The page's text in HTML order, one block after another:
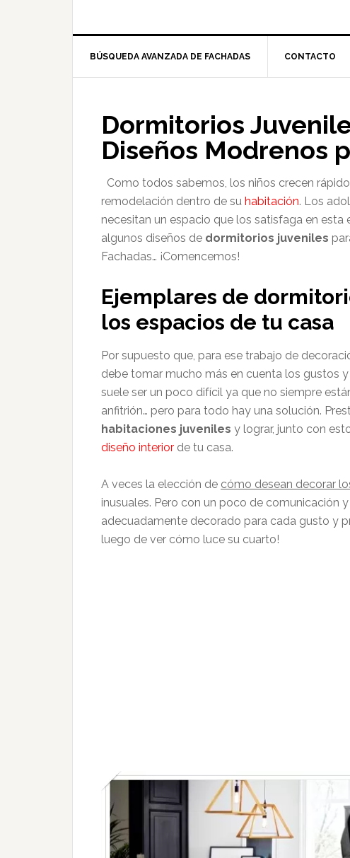
BÚSQUEDA AVANZADA DE FACHADAS CONTACTO
Dormitorios
Diseños Modrenos
Como todos sabemos, los niños crecen
remodelación dentro de su habitación. Los
necesitan un espacio que los satisfaga en
algunos diseños de dormitorios juveniles
Fachadas… ¡Comencemos!
Ejemplares de
los espacios de tu casa
Por supuesto que, para ese trabajo de
debe tomar mucho más en cuenta los gustos
suele ser un poco difícil ya que no siempre
anfitrión… pero para todo hay una solución.
habitaciones juveniles y lograr, junto con
diseño interior de tu casa.
A veces la elección de cómo desean decorar
inusuales. Pero con un poco de comunicación
adecuadamente decorado para cada gusto y
luego de ver cómo luce su cuarto!